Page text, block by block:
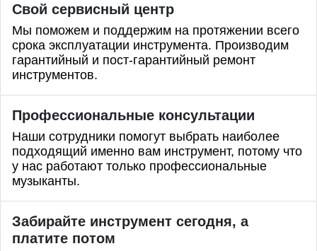
Свой сервисный центр
Мы поможем и поддержим на протяжении всего
срока эксплуатации инструмента. Производим
гарантийный и пост-гарантийный ремонт
инструментов.
Профессиональные консультации
Наши сотрудники помогут выбрать наиболее
подходящий именно вам инструмент, потому что
у нас работают только профессиональные
музыканты.
Забирайте инструмент сегодня, а
платите потом